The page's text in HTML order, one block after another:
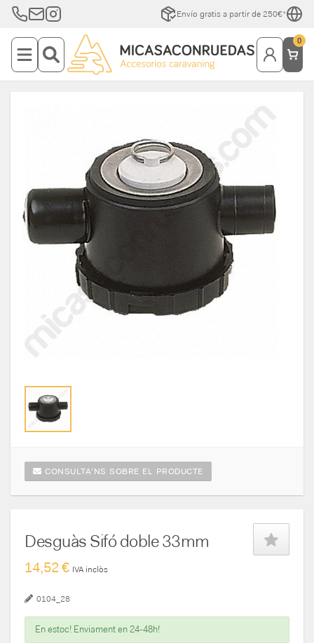
Envío gratis a partir de 250€*
0
CONSULTA'NS SOBRE EL PRODUCTE
Desguàs Sifó doble 33mm
14,52 € IVA inclòs
0104_28
En estoc! Enviament en 24-48h!